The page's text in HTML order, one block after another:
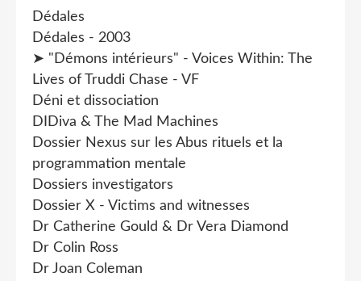
Dédales
Dédales - 2003
➤ "Démons intérieurs" - Voices Within: The
Lives of Truddi Chase - VF
Déni et dissociation
DIDiva & The Mad Machines
Dossier Nexus sur les Abus rituels et la
programmation mentale
Dossiers investigators
Dossier X - Victims and witnesses
Dr Catherine Gould & Dr Vera Diamond
Dr Colin Ross
Dr Joan Coleman